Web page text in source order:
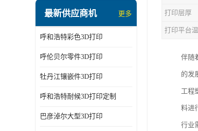
最新供应商机 更多
呼和浩特彩色3D打印
呼伦贝尔零件3D打印
牡丹江镶嵌件3D打印
呼和浩特耐候3D打印定制
巴彦淖尔大型3D打印
打印层厚
打印平台
伴随
的发
工程
料进
行业